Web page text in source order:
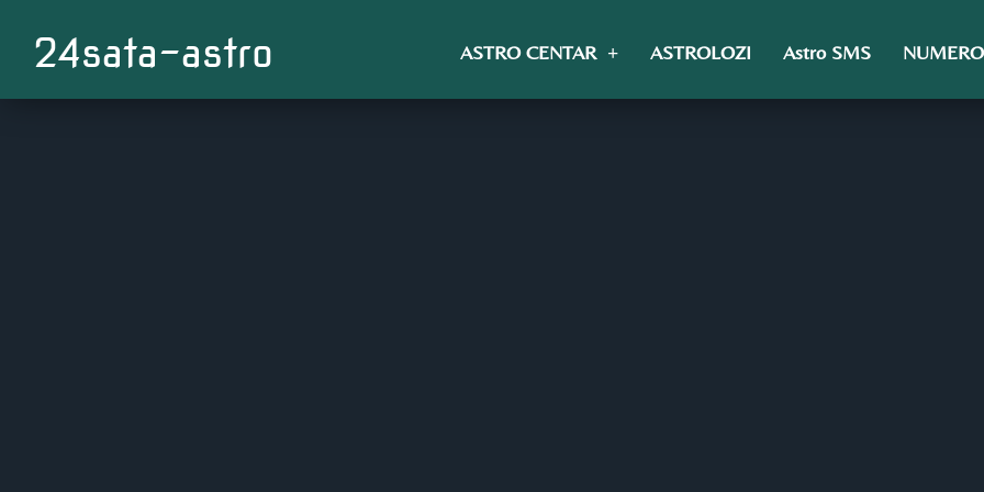
24sata-astro ASTRO CENTAR ASTROLOZI Astro SMS